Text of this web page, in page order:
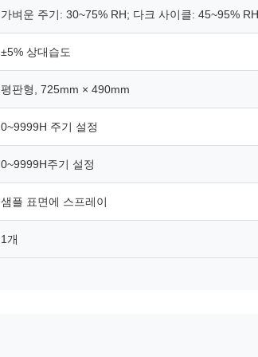
가벼운 주기: 30~75% RH; 다크 사이클: 45~95% RH
±5% 상대습도
평판형, 725mm × 490mm
0~9999H 주기 설정
0~9999H주기 설정
샘플 표면에 스프레이
1개